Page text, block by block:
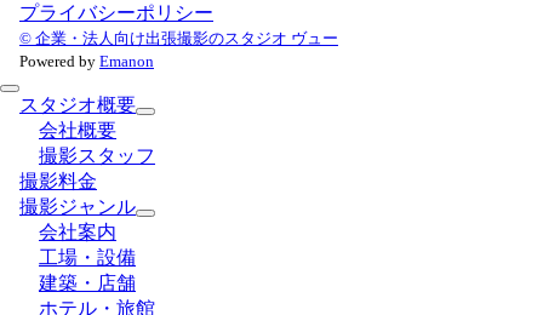
プライバシーポリシー
© 企業・法人向け出張撮影のスタジオ ヴュー
Powered by Emanon
スタジオ概要
会社概要
撮影スタッフ
撮影料金
撮影ジャンル
会社案内
工場・設備
建築・店舗
ホテル・旅館